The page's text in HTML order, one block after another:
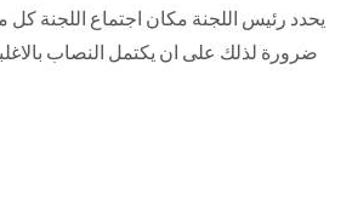
يحدد رئيس اللجنة مكان اجتماع اللجنة كل
ضرورة لذلك على ان يكتمل النصاب